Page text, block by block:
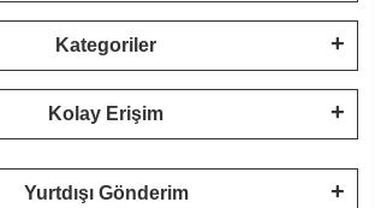
Kategoriler
Kolay Erişim
Yurtdışı Gönderim